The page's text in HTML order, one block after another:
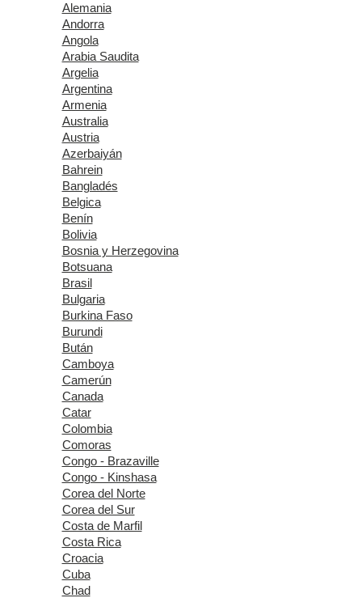
Alemania
Andorra
Angola
Arabia Saudita
Argelia
Argentina
Armenia
Australia
Austria
Azerbaiyán
Bahrein
Bangladés
Belgica
Benín
Bolivia
Bosnia y Herzegovina
Botsuana
Brasil
Bulgaria
Burkina Faso
Burundi
Bután
Camboya
Camerún
Canada
Catar
Colombia
Comoras
Congo - Brazaville
Congo - Kinshasa
Corea del Norte
Corea del Sur
Costa de Marfil
Costa Rica
Croacia
Cuba
Chad